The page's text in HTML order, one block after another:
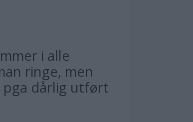
i alle
ringe, men
pga dårlig utført